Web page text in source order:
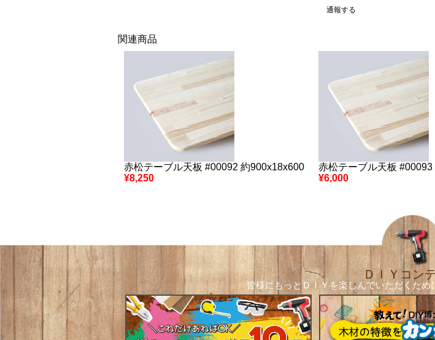
通報する
関連商品
赤松テーブル天板 #00092 約900x18x600
¥8,250
赤松テーブル天板
¥6,000
ＤＩＹコン
皆様にもっとＤＩＹを楽しんでいただくため